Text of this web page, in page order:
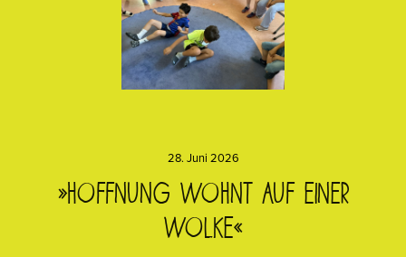
28. Juni 2026
»Hoffnung wohnt auf einer
Wolke«